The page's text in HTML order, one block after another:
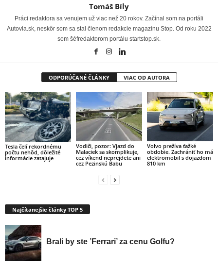
Tomáš Bíly
Práci redaktora sa venujem už viac než 20 rokov. Začínal som na portáli
Autovia.sk, neskôr som sa stal členom redakcie magazínu Stop. Od roku 2022
som šéfredaktorom portálu startstop.sk.
ODPORÚČANÉ ČLÁNKY VIAC OD AUTORA
Tesla čelí rekordnému
počtu nehôd, dôležité
informácie zatajuje
Vodiči, pozor: Vjazd do
Malaciek sa skomplikuje,
cez víkend neprejdete ani
cez Pezinskú Babu
Volvo prežíva ťažké
obdobie. Zachrániť ho má
elektromobil s dojazdom
810 km
Najčítanejšie články TOP 5